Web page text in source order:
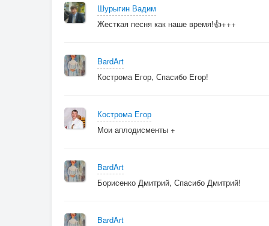
Шурыгин Вадим
Жесткая песня как наше время!👍+++
BardArt
Кострома Егор, Спасибо Егор!
Кострома Егор
Мои аплодисменты +
BardArt
Борисенко Дмитрий, Спасибо Дмитрий!
BardArt